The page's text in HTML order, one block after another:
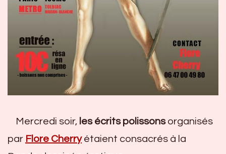
Mercredi soir, les écrits polissonsorganisés
par Flore Cherryétaient consacrés à la